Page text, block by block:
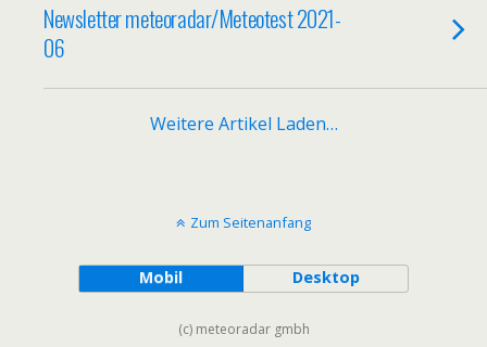
Newsletter meteoradar/Meteotest 2021-
06
Weitere Artikel Laden…
Zum Seitenanfang
Mobil Desktop
(c) meteoradar gmbh